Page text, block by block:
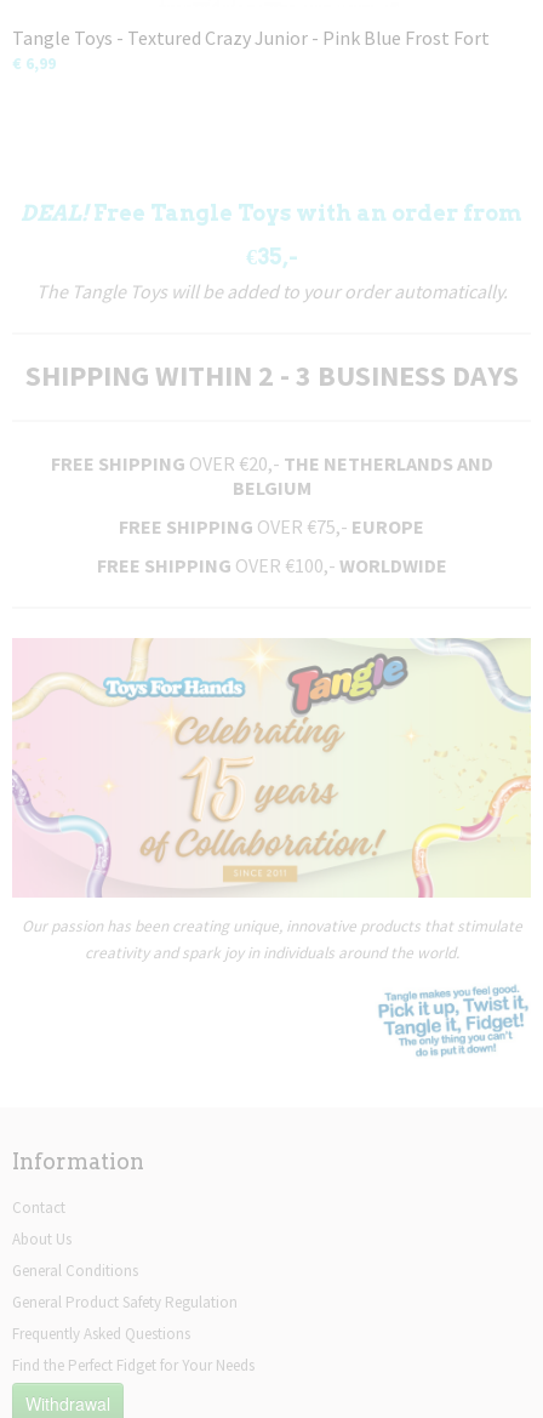
Tangle Toys - Textured Crazy Junior - Pink Blue Frost Fort
€ 6,99
DEAL!Free Tangle Toys with an order from
€35,-
The Tangle Toys will be added to your order automatically.
SHIPPING WITHIN 2 - 3 BUSINESS DAYS
FREE SHIPPING OVER €20,- THE NETHERLANDS AND
BELGIUM
FREE SHIPPING OVER €75,- EUROPE
FREE SHIPPING OVER €100,- WORLDWIDE
Our passion has been creating unique, innovative products that stimulate
creativity and spark joy in individuals around the world.
Information
Contact
About Us
General Conditions
General Product Safety Regulation
Frequently Asked Questions
Find the Perfect Fidget for Your Needs
Withdrawal